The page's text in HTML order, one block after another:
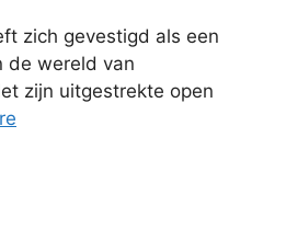
zich gevestigd als een
de wereld van
zijn uitgestrekte open